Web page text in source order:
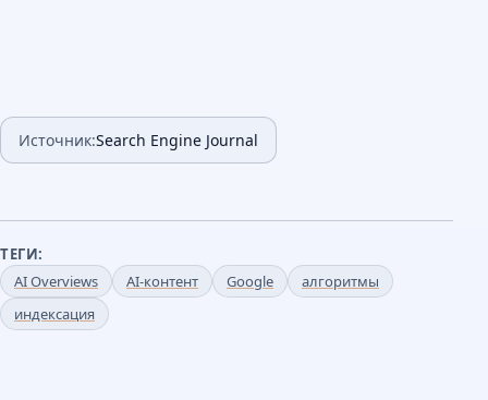
Источник:Search Engine Journal
ТЕГИ:
AI Overviews
AI-контент Google
алгоритмы
индексация